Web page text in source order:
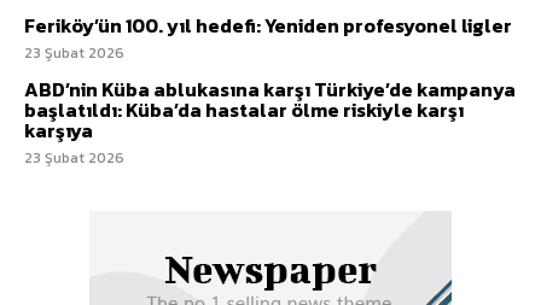
Feriköy’ün 100. yıl hedefi: Yeniden profesyonel ligler
23 Şubat 2026
ABD’nin Küba ablukasına karşı Türkiye’de kampanya
başlatıldı: Küba’da hastalar ölme riskiyle karşı
karşıya
23 Şubat 2026